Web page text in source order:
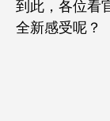
到此，各位看
全新感受呢？